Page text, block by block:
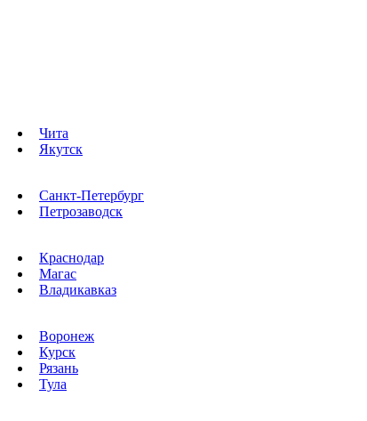
Чита
Якутск
Санкт-Петербург
Петрозаводск
Краснодар
Магас
Владикавказ
Воронеж
Курск
Рязань
Тула